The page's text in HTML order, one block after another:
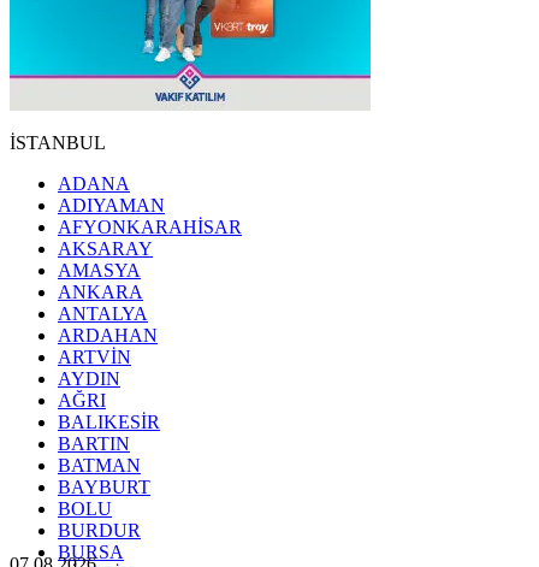
İSTANBUL
ADANA
ADIYAMAN
AFYONKARAHİSAR
AKSARAY
AMASYA
ANKARA
ANTALYA
ARDAHAN
ARTVİN
AYDIN
AĞRI
BALIKESİR
BARTIN
BATMAN
BAYBURT
BOLU
BURDUR
BURSA